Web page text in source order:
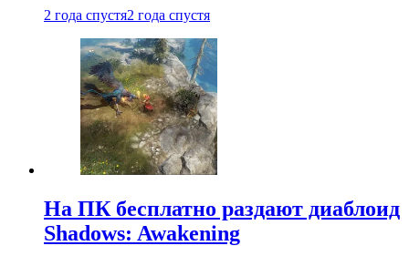
2 года спустя2 года спустя
На ПК бесплатно раздают диаблоид
Shadows: Awakening